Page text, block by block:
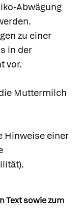
Abwägung
zu einer
in der
vor.
Muttermilch
Hinweise einer
Text sowie zum